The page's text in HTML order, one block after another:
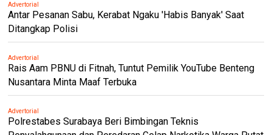
Advertorial
Antar Pesanan Sabu, Kerabat Ngaku 'Habis Banyak' Saat
Ditangkap Polisi
Advertorial
Rais Aam PBNU di Fitnah, Tuntut Pemilik YouTube Benteng
Nusantara Minta Maaf Terbuka
Advertorial
Polrestabes Surabaya Beri Bimbingan Teknis